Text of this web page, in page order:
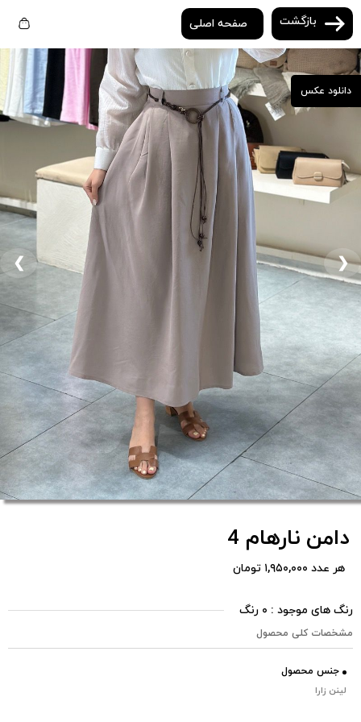
بازگشت صفحه اصلی
دانلود عکس
❮ ❯
دامن نارهام 4
هر عدد ۱,۹۵۰,۰۰۰ تومان
رنگ های موجود : ۰ رنگ
مشخصات کلی محصول
جنس محصول
لینن زارا